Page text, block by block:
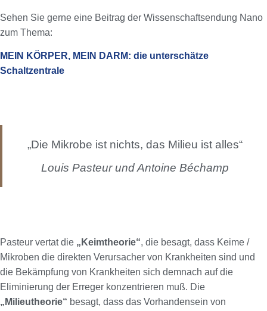
Sehen Sie gerne eine Beitrag der Wissenschaftsendung Nano
zum Thema:
MEIN KÖRPER, MEIN DARM: die unterschätze
Schaltzentrale
„Die Mikrobe ist nichts, das Milieu ist alles“
Louis Pasteur und Antoine Béchamp
Pasteur vertat die „Keimtheorie“, die besagt, dass Keime /
Mikroben die direkten Verursacher von Krankheiten sind und
die Bekämpfung von Krankheiten sich demnach auf die
Eliminierung der Erreger konzentrieren muß. Die
„Milieutheorie“ besagt, dass das Vorhandensein von